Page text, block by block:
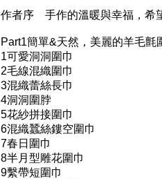
作者序 手作的溫暖與幸福，希
Part1簡單&天然，美麗的羊毛氈
1可愛洞洞圍巾
2毛線混織圍巾
3混織蕾絲長巾
4洞洞圍脖
5花紗拼接圍巾
6混織蠶絲鏤空圍巾
7春日圍巾
8半月型雕花圍巾
9繫帶短圍巾